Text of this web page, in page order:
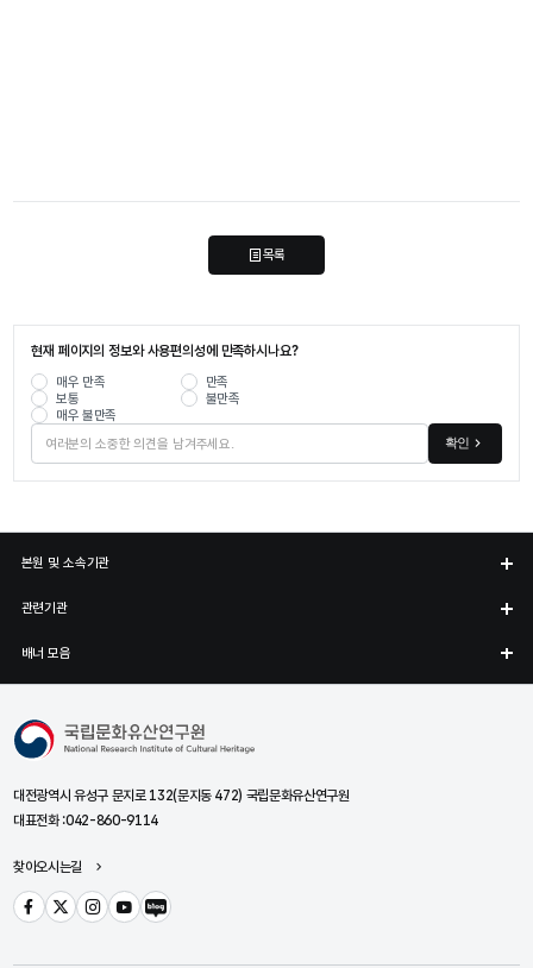
목록
현재 페이지의 정보와 사용편의성에 만족하시나요?
매우 만족
만족
보통
불만족
매우 불만족
확인
본원 및 소속기관
관련기관
배너 모음
국립문화유산연구원
대전광역시 유성구 문지로 132(문지동 472) 국립문화유산연구원
대표전화 :042-860-9114
찾아오시는길
페이스북트위터인스타그램
유튜브블로그